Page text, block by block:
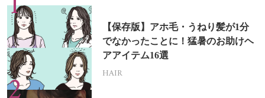
【保存版】アホ毛・うねり髪が1分
でなかったことに！猛暑のお助けヘ
アアイテム16選
HAIR